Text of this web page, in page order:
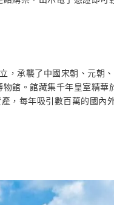
，承襲了中國宋朝、元朝
館。館藏集千年皇室精華
，每年吸引數百萬的國內